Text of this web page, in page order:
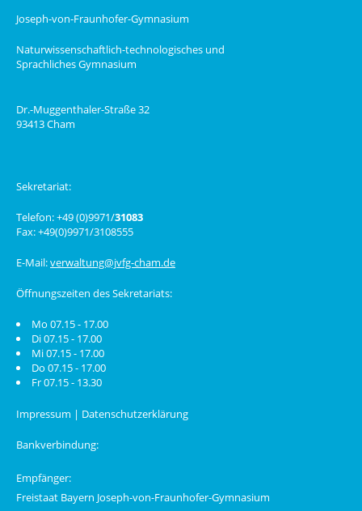
Joseph-von-Fraunhofer-Gymnasium
Naturwissenschaftlich-technologisches und
Sprachliches Gymnasium
Dr.-Muggenthaler-Straße 32
93413 Cham
Sekretariat:
Telefon: +49 (0)9971/31083
Fax: +49(0)9971/3108555
E-Mail:verwaltung@jvfg-cham.de
Öffnungszeiten des Sekretariats:
Mo 07.15 - 17.00
Di 07.15 - 17.00
Mi 07.15 - 17.00
Do 07.15 - 17.00
Fr 07.15 - 13.30
Impressum | Datenschutzerklärung
Bankverbindung:
Empfänger:
Freistaat Bayern Joseph-von-Fraunhofer-Gymnasium